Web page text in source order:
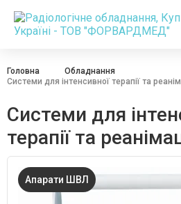
Головна
Обладнання
Системи для інтенсивної терапії та
Системи для
терапії та
Апарати ШВЛ